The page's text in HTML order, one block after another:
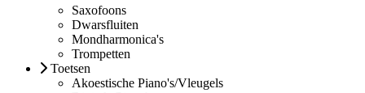
Saxofoons
Dwarsfluiten
Mondharmonica's
Trompetten
Toetsen
Akoestische Piano's/Vleugels